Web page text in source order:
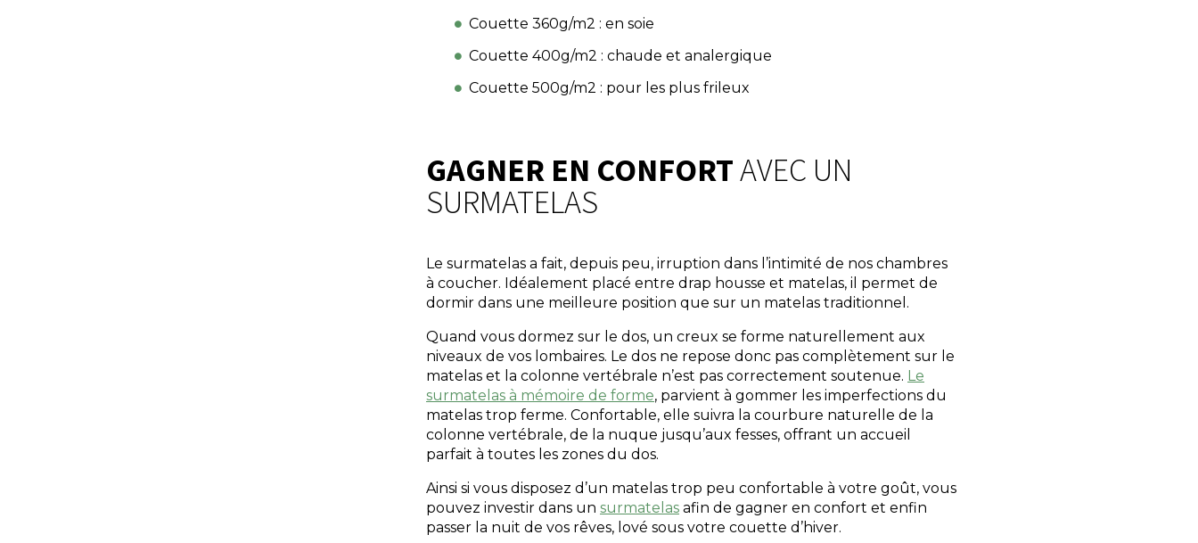
Couette 360g/m2 : en soie
Couette 400g/m2 : chaude et analergique
Couette 500g/m2 : pour les plus frileux
GAGNER EN CONFORTAVEC UN
SURMATELAS
Le surmatelas a fait, depuis peu, irruption dans l’intimité de nos chambres
à coucher. Idéalement placé entre drap housse et matelas, il permet de
dormir dans une meilleure position que sur un matelas traditionnel.
Quand vous dormez sur le dos, un creux se forme naturellement aux
niveaux de vos lombaires. Le dos ne repose donc pas complètement sur le
matelas et la colonne vertébrale n’est pas correctement soutenue. Le
surmatelas à mémoire de forme, parvient à gommer les imperfections du
matelas trop ferme. Confortable, elle suivra la courbure naturelle de la
colonne vertébrale, de la nuque jusqu’aux fesses, offrant un accueil
parfait à toutes les zones du dos.
Ainsi si vous disposez d’un matelas trop peu confortable à votre goût, vous
pouvez investir dans un surmatelas afin de gagner en confort et enfin
passer la nuit de vos rêves, lové sous votre couette d’hiver.